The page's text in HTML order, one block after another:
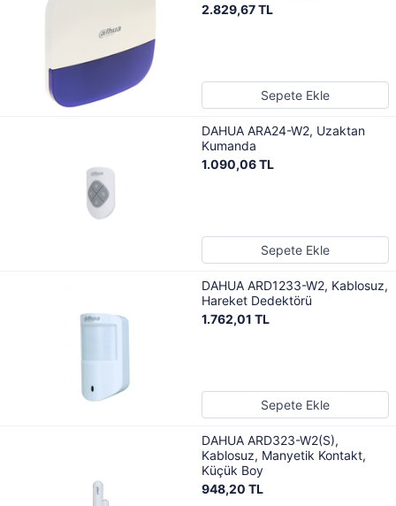
2.829,67 TL
Sepete Ekle
DAHUA ARA24-W2, Uzaktan
Kumanda
1.090,06 TL
Sepete Ekle
DAHUA ARD1233-W2, Kablosuz,
Hareket Dedektörü
1.762,01 TL
Sepete Ekle
DAHUA ARD323-W2(S),
Kablosuz, Manyetik Kontakt,
Küçük Boy
948,20 TL